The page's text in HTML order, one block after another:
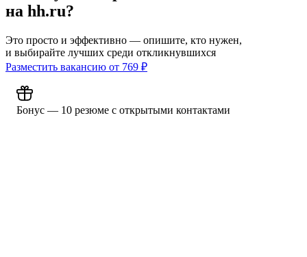
на hh.ru?
Это просто и эффективно — опишите, кто нужен,
и выбирайте лучших среди откликнувшихся
Разместить вакансию от 769 ₽
Бонус — 10 резюме с открытыми контактами